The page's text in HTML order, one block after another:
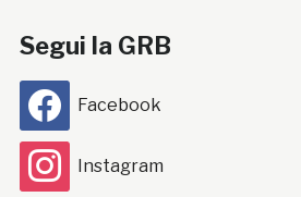
Segui la GRB
Facebook
Instagram